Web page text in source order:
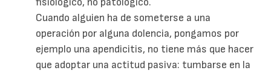
Cuando alguien ha de someterse a una
operación por alguna dolencia, pongamos por
ejemplo una apendicitis, no tiene más que hacer
que adoptar una actitud pasiva: tumbarse en la